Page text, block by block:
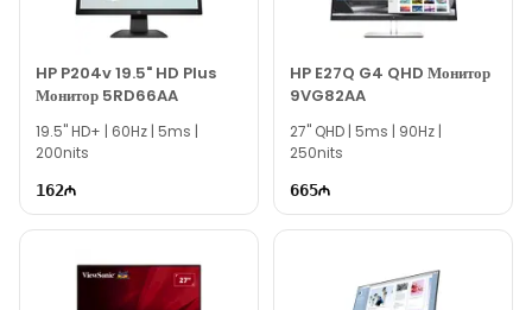
наш сайт.
Если вам нужна помощь с выбором, наши опытные
специалисты готовы помочь вам ежедневно с 10:00 до 19:00.
Благодарим вас за проявленный интерес к нашей
компании!
HP P204v 19.5" HD Plus
Монитор 5RD66AA
19.5'' HD+ | 60Hz | 5ms |
200nits
162
HP E27Q G4 QHD Монитор
9VG82AA
27'' QHD | 5ms | 90Hz |
250nits
665